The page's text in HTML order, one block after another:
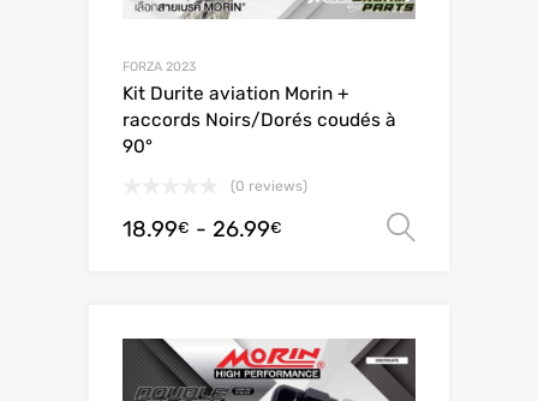
FORZA 2023
Kit Durite aviation Morin +
raccords Noirs/Dorés coudés à
90°
(0 reviews)
18.99€ - 26.99€